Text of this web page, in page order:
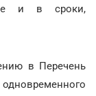
и в сроки,
в Перечень